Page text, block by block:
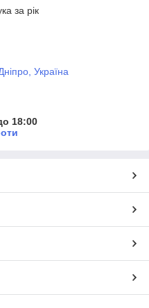
за рік
Україна
18:00